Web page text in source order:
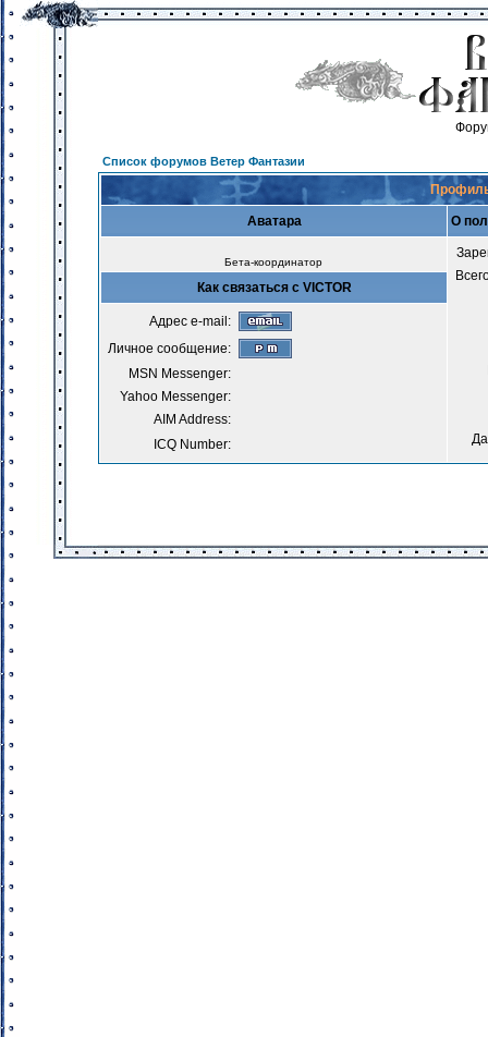
Список форумов Ветер Фантазии
Профиль
Аватара О
Бета-координатор
Как связаться с VICTOR
Адрес e-mail:
Личное сообщение:
MSN Messenger:
Yahoo Messenger:
AIM Address:
ICQ Number: